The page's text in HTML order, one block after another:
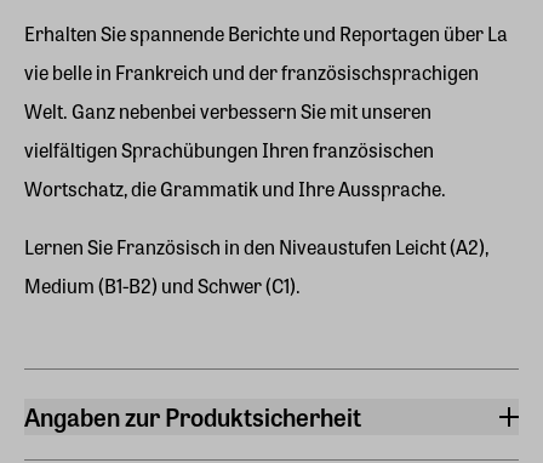
Erhalten Sie spannende Berichte und Reportagen über La
vie belle in Frankreich und der französischsprachigen
Welt. Ganz nebenbei verbessern Sie mit unseren
vielfältigen Sprachübungen Ihren französischen
Wortschatz, die Grammatik und Ihre Aussprache.
Lernen Sie Französisch in den Niveaustufen Leicht (A2),
Medium (B1-B2) und Schwer (C1).
Angaben zur Produktsicherheit